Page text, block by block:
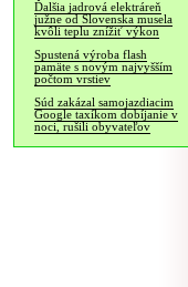
Ďalšia jadrová elektráreň
južne od Slovenska musela
kvôli teplu znížiť výkon
Spustená výroba flash
pamäte s novým najvyšším
počtom vrstiev
Súd zakázal samojazdiacim
Google taxíkom dobíjanie v
noci, rušili obyvateľov